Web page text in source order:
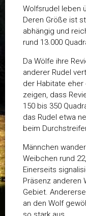
Wolfsrudel leben
Deren Größe ist
abhängig und
rund 13.000
Da Wölfe ihre
anderer Rudel
der Habitate eher
zeigen, dass
150 bis 350
das Rudel etwa
beim
Männchen
Weibchen rund
Einerseits
Präsenz anderen
Gebiet.
an den Wolf